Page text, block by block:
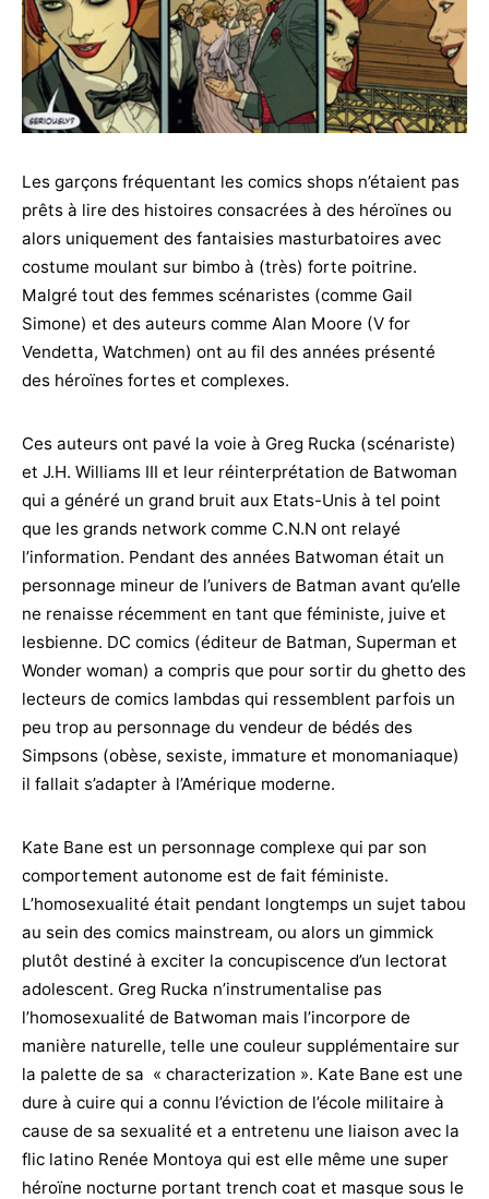
Les garçons fréquentant les comics shops n’étaient pas
prêts à lire des histoires consacrées à des héroïnes ou
alors uniquement des fantaisies masturbatoires avec
costume moulant sur bimbo à (très) forte poitrine.
Malgré tout des femmes scénaristes (comme Gail
Simone) et des auteurs comme Alan Moore (V for
Vendetta, Watchmen) ont au fil des années présenté
des héroïnes fortes et complexes.
Ces auteurs ont pavé la voie à Greg Rucka (scénariste)
et J.H. Williams III et leur réinterprétation de Batwoman
qui a généré un grand bruit aux Etats-Unis à tel point
que les grands network comme C.N.N ont relayé
l’information. Pendant des années Batwoman était un
personnage mineur de l’univers de Batman avant qu’elle
ne renaisse récemment en tant que féministe, juive et
lesbienne. DC comics (éditeur de Batman, Superman et
Wonder woman) a compris que pour sortir du ghetto des
lecteurs de comics lambdas qui ressemblent parfois un
peu trop au personnage du vendeur de bédés des
Simpsons (obèse, sexiste, immature et monomaniaque)
il fallait s’adapter à l’Amérique moderne.
Kate Bane est un personnage complexe qui par son
comportement autonome est de fait féministe.
L’homosexualité était pendant longtemps un sujet tabou
au sein des comics mainstream, ou alors un gimmick
plutôt destiné à exciter la concupiscence d’un lectorat
adolescent. Greg Rucka n’instrumentalise pas
l’homosexualité de Batwoman mais l’incorpore de
manière naturelle, telle une couleur supplémentaire sur
la palette de sa « characterization ». Kate Bane est une
dure à cuire qui a connu l’éviction de l’école militaire à
cause de sa sexualité et a entretenu une liaison avec la
flic latino Renée Montoya qui est elle même une super
héroïne nocturne portant trench coat et masque sous le